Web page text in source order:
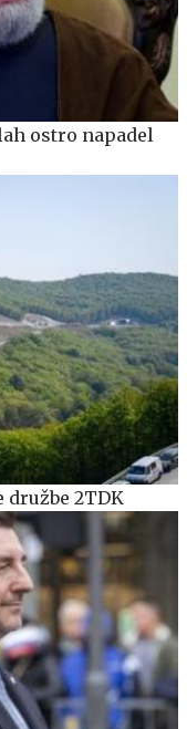
ostro napadel
2TDK